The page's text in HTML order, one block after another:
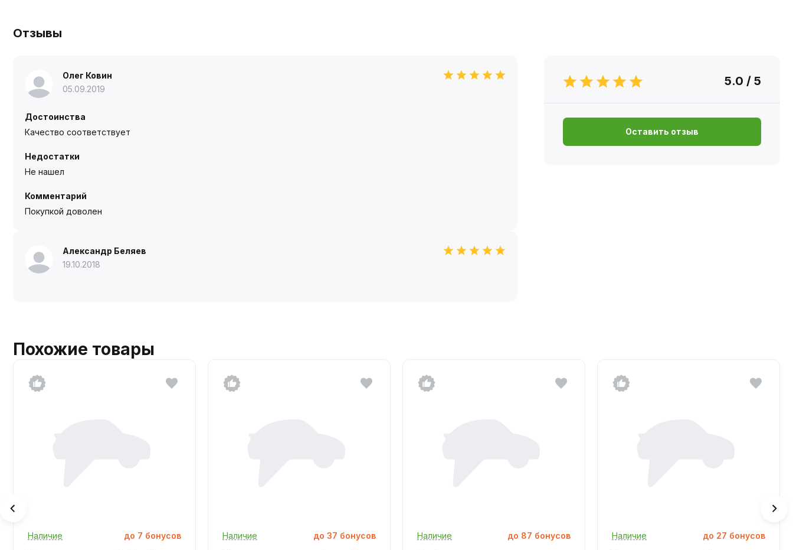
Отзывы
Олег Ковин
05.09.2019
Достоинства
Качество соответствует
Недостатки
Не нашел
Комментарий
Покупкой доволен
Александр Беляев
19.10.2018
5.0 / 5
Оставить отзыв
Похожие товары
Наличие до 7 бонусов Наличие до 37 бонусов Наличие до 87 бонусов Наличие до 27 бонусов